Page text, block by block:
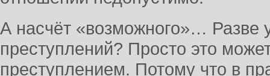
А насчёт «возможного»… Разве
преступлений? Просто это
преступлением. Потому что в